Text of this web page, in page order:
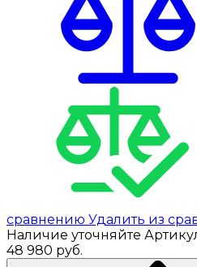
сравнению Удалить из
Наличие уточняйте
48 980 руб.